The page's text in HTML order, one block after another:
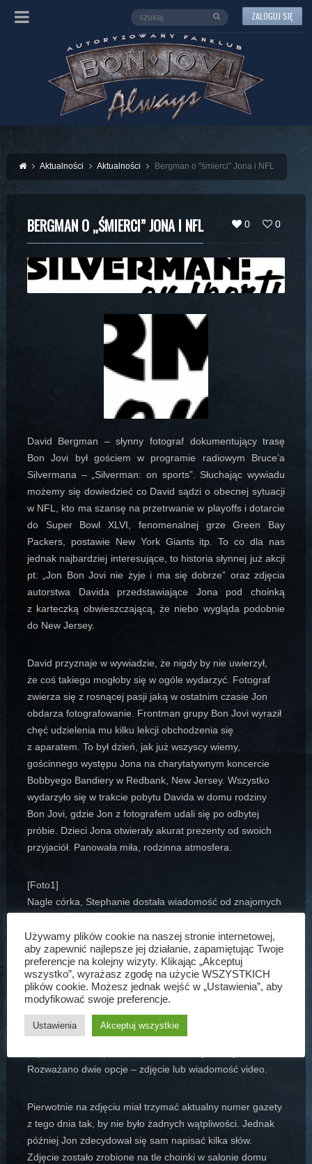
ZALOGUJ SIĘ
Aktualności Aktualności Bergman o "śmierci" Jona i NFL
0 0
BERGMAN O „ŚMIERCI” JONA I NFL
David Bergman – słynny fotograf dokumentujący trasę
Bon Jovi był gościem w programie radiowym Bruce’a
Silvermana – „Silverman: on sports”. Słuchając wywiadu
możemy się dowiedzieć co David sądzi o obecnej sytuacji
w NFL, kto ma szansę na przetrwanie w playoffs i dotarcie
do Super Bowl XLVI, fenomenalnej grze Green Bay
Packers, postawie New York Giants itp. To co dla nas
jednak najbardziej interesujące, to historia słynnej już akcji
pt: „Jon Bon Jovi nie żyje i ma się dobrze” oraz zdjęcia
autorstwa Davida przedstawiające Jona pod choinką
z karteczką obwieszczającą, że niebo wygląda podobnie
do New Jersey.
David przyznaje w wywiadzie, że nigdy by nie uwierzył,
że coś takiego mogłoby się w ogóle wydarzyć. Fotograf
zwierza się z rosnącej pasji jaką w ostatnim czasie Jon
obdarza fotografowanie. Frontman grupy Bon Jovi wyraził
chęć udzielenia mu kilku lekcji obchodzenia się
z aparatem. To był dzień, jak już wszyscy wiemy,
gościnnego występu Jona na charytatywnym koncercie
Bobbyego Bandiery w Redbank, New Jersey. Wszystko
wydarzyło się w trakcie pobytu Davida w domu rodziny
Bon Jovi, gdzie Jon z fotografem udali się po odbytej
próbie. Dzieci Jona otwierały akurat prezenty od swoich
przyjaciół. Panowała miła, rodzinna atmosfera.
[Foto1]
Nagle córka, Stephanie dostała wiadomość od znajomych
najwyraźniej przed chwilą umarłeś”. David nie zauważył
by to w jakikolwiek sposób wstrząsnęło Jonem. W końcu
Bon Jovi jest osobą sławną. Wszystko wydawało się
bardzo dziwne. Najśmieszniejsze było jednak to,
ze minutę po wiadomości od znajomych Stephanie
Po chwili zastanowienia David wpadł na pomysł, że trzeba
Rozważano dwie opcje – zdjęcie lub wiadomość video.
Pierwotnie na zdjęciu miał trzymać aktualny numer gazety
z tego dnia tak, by nie było żadnych wątpliwości. Jednak
później Jon zdecydował się sam napisać kilka słów.
Zdjęcie zostało zrobione na tle choinki w salonie domu
Używamy plików cookie na naszej stronie internetowej,
aby zapewnić najlepsze jej działanie, zapamiętując Twoje
preferencje na kolejny wizyty. Klikając „Akceptuj
wszystko”, wyrażasz zgodę na użycie WSZYSTKICH
plików cookie. Możesz jednak wejść w „Ustawienia”, aby
modyfikować swoje preferencje.
Ustawienia Akceptuj wszystkie